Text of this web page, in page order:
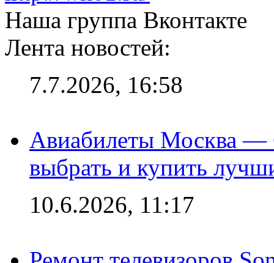
Наша группа Вконтакте
Лента новостей:
7.7.2026, 16:58
Авиабилеты Москва —
выбрать и купить
10.6.2026, 11:17